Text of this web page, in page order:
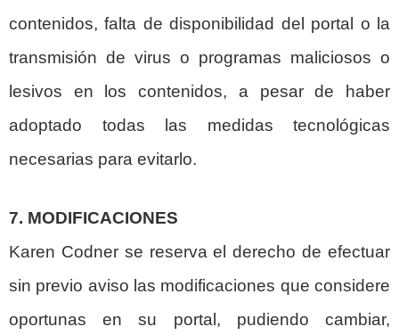
contenidos, falta de disponibilidad del portal o la
transmisión de virus o programas maliciosos o
lesivos en los contenidos, a pesar de haber
adoptado todas las medidas tecnológicas
necesarias para evitarlo.
7. MODIFICACIONES
Karen Codner se reserva el derecho de efectuar
sin previo aviso las modificaciones que considere
oportunas en su portal, pudiendo cambiar,